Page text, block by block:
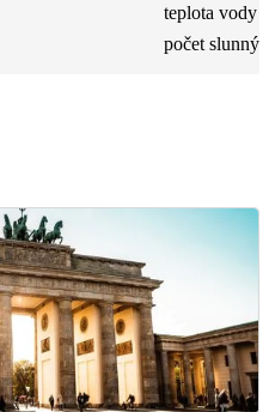
teplota vody
počet